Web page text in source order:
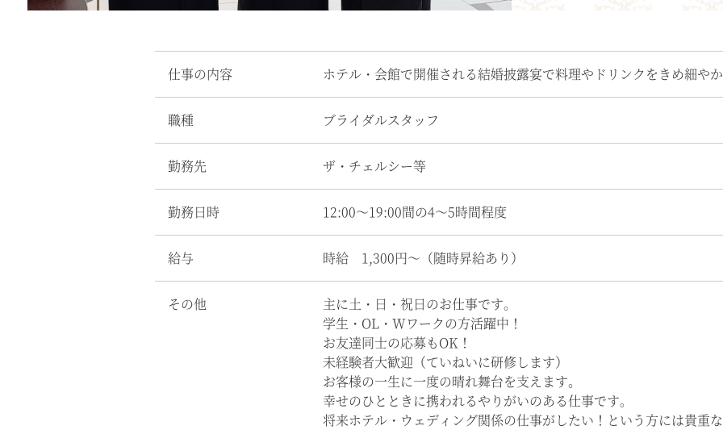
仕事の内容 ホテル・会館で開催される結婚披露宴で料理やドリンクをきめ細や
職種 ブライダルスタッフ
勤務先 ザ・チェルシー等
勤務日時 12:00～19:00間の4～5時間程度
給与 時給 1,300円～（随時昇給あり）
その他
主に土・日・祝日のお仕事です。
学生・OL・Wワークの方活躍中！
お友達同士の応募もOK！
未経験者大歓迎（ていねいに研修します）
お客様の一生に一度の晴れ舞台を支えます。
幸せのひとときに携われるやりがいのある仕事です。
将来ホテル・ウェディング関係の仕事がしたい！という方には貴重